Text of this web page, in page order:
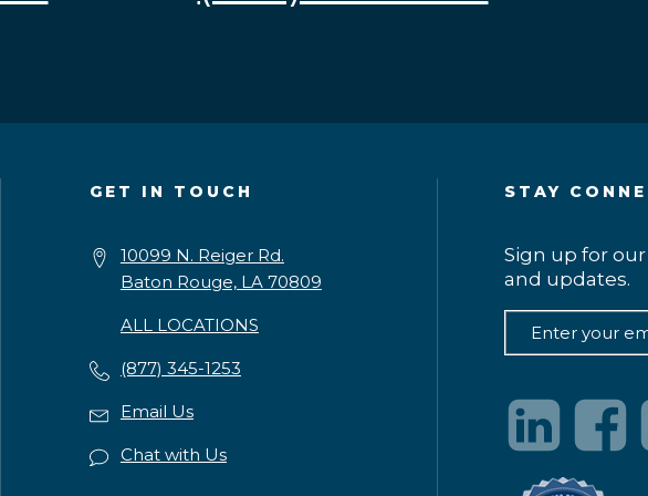
GET IN TOUCH
10099 N. Reiger Rd.
Baton Rouge, LA 70809
ALL LOCATIONS
(877) 345-1253
Email Us
Chat with Us
STAY
Sign up for
and updates.